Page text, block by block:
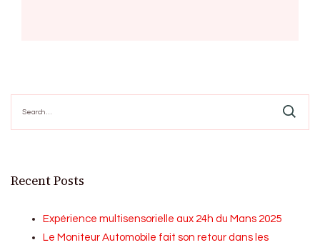
for:
Recent Posts
Expérience multisensorielle aux 24h du Mans 2025
Le Moniteur Automobile fait son retour dans les